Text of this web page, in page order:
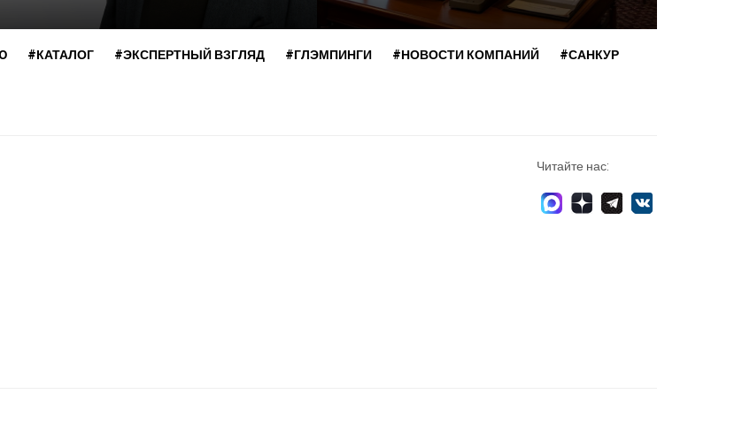
#КАТАЛОГ #ЭКСПЕРТНЫЙ ВЗГЛЯД #ГЛЭМПИНГИ #НОВОСТИ КОМПАНИЙ #САНКУР
Читайте нас: